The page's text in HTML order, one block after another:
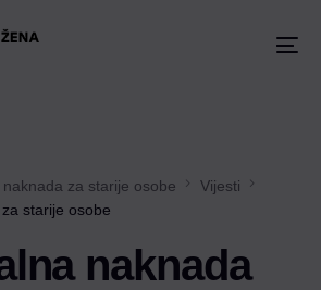
za starije osobe
Vijesti
starije osobe
naknada